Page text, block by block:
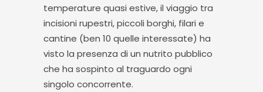
temperature quasi estive, il viaggio tra
incisioni rupestri, piccoli borghi, filari e
cantine (ben 10 quelle interessate) ha
visto la presenza di un nutrito pubblico
che ha sospinto al traguardo ogni
singolo concorrente.